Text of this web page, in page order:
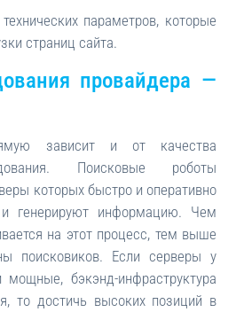
параметров, которые
страниц сайта.
провайдера —
зависит и от качества
Поисковые роботы
которых быстро и оперативно
генерируют информацию. Чем
на этот процесс, тем выше
поисковиков. Если серверы у
бэкэнд-инфраструктура
то достичь высоких позиций в